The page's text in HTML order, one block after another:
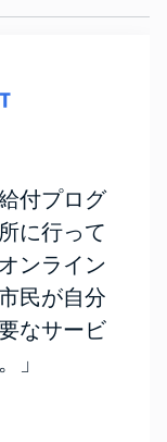
付プログ
に行って
ンライン
民が自分
なサービ
」